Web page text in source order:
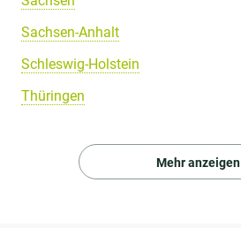
Sachsen-Anhalt
Schleswig-Holstein
Thüringen
Mehr anzeigen